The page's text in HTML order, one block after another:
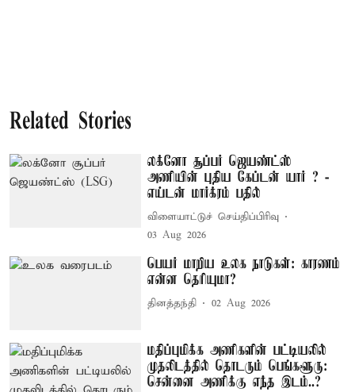
Related Stories
லக்னோ சூப்பர் ஜெயண்ட்ஸ்
அணியின் புதிய கேப்டன் யார் ? -
எய்டன் மார்க்ரம் பதில்
விளையாட்டுச் செய்திப்பிரிவு
03 Aug 2026
பெயர் மாறிய உலக நாடுகள்: காரணம்
என்ன தெரியுமா?
தினத்தந்தி 02 Aug 2026
மதிப்புமிக்க அணிகளின் பட்டியலில்
முதலிடத்தில் தொடரும் பெங்களூரு:
சென்னை அணிக்கு எந்த இடம்..?